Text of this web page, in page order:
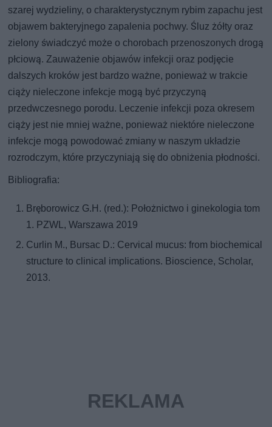
szarej wydzieliny, o charakterystycznym rybim zapachu jest
objawem bakteryjnego zapalenia pochwy. Śluz żółty oraz
zielony świadczyć może o chorobach przenoszonych drogą
płciową. Zauważenie objawów infekcji oraz podjęcie
dalszych kroków jest bardzo ważne, ponieważ w trakcie
ciąży nieleczone infekcje mogą być przyczyną
przedwczesnego porodu. Leczenie infekcji poza okresem
ciąży jest nie mniej ważne, ponieważ niektóre nieleczone
infekcje mogą powodować zmiany w naszym układzie
rozrodczym, które przyczyniają się do obniżenia płodności.
Bibliografia:
Bręborowicz G.H. (red.): Położnictwo i ginekologia tom
1. PZWL, Warszawa 2019
Curlin M., Bursac D.: Cervical mucus: from biochemical
structure to clinical implications. Bioscience, Scholar,
2013.